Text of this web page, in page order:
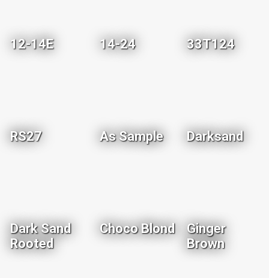
12-14E 14-24 33T124
RS27 As Sample Darksand
Dark Sand
Rooted
Choco Blond
Ginger
Brown